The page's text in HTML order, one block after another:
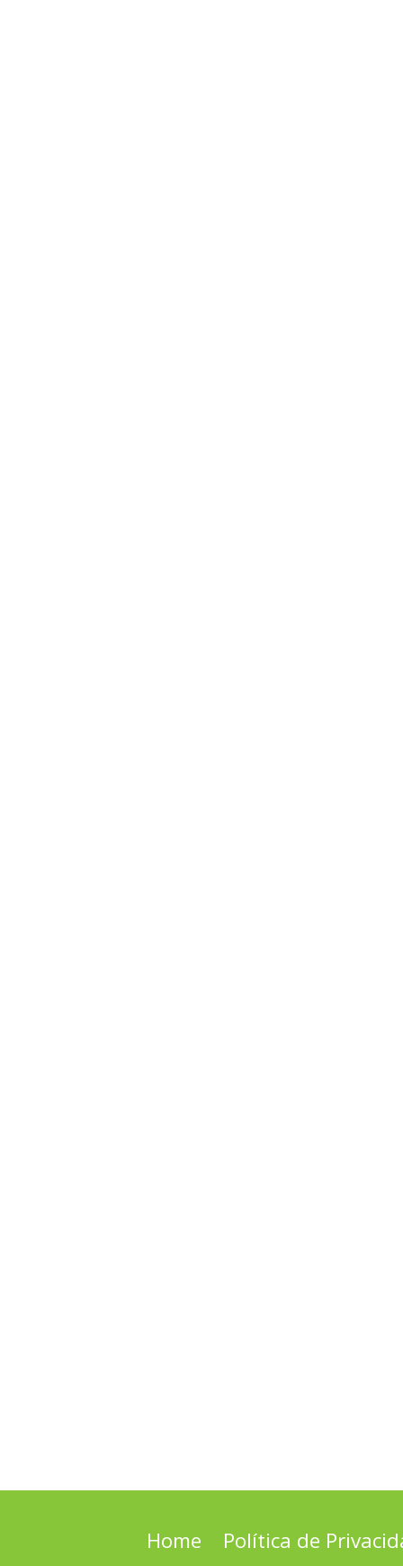
Home Política de